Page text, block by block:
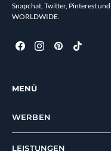
Snapchat, Twitter, Pinterest
WORLDWIDE.
MENÜ
WERBEN
LEISTUNGEN